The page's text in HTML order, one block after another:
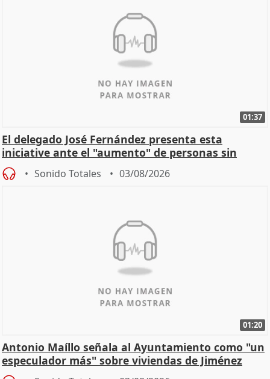
01:37
El delegado José Fernández presenta esta
iniciative ante el "aumento" de personas sin
hogar en Madri
Sonido Totales 03/08/2026
01:20
Antonio Maíllo señala al Ayuntamiento como "un
especulador más" sobre viviendas de Jiménez
Becerril